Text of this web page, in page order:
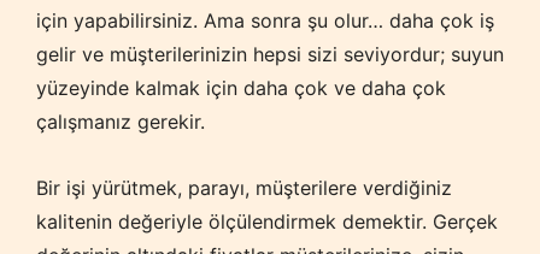
için yapabilirsiniz. Ama sonra şu olur… daha çok iş
gelir ve müşterilerinizin hepsi sizi seviyordur; suyun
yüzeyinde kalmak için daha çok ve daha çok
çalışmanız gerekir.
Bir işi yürütmek, parayı, müşterilere verdiğiniz
kalitenin değeriyle ölçülendirmek demektir. Gerçek